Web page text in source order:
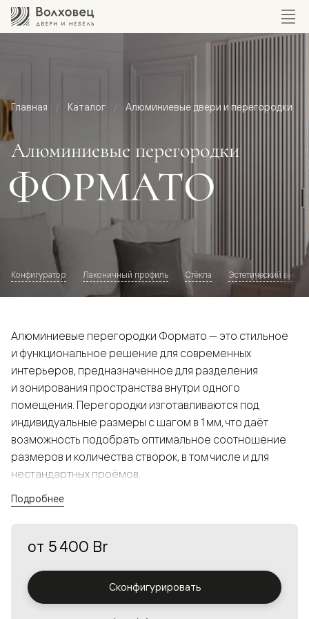
Главная Каталог Алюминиевые двери и перегородки
Алюминиевые перегородки
ФОРМАТО
Конфигуратор Лаконичный профиль Стёкла Эстетический
Алюминиевые перегородки Формато — это стильное
и функциональное решение для современных
интерьеров, предназначенное для разделения
и зонирования пространства внутри одного
помещения. Перегородки изготавливаются под
индивидуальные размеры с шагом в 1 мм, что даёт
возможность подобрать оптимальное соотношение
размеров и количества створок, в том числе и для
нестандартных проёмов.
а большой выбор вставок из стекла с различными
решения в интерьере и варьировать освещённость.
Подробнее
от 5 400 Br
Сконфигурировать